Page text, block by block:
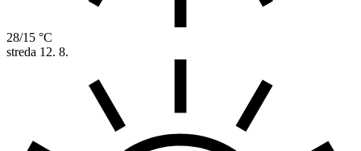
28/15 °C
streda 12. 8.